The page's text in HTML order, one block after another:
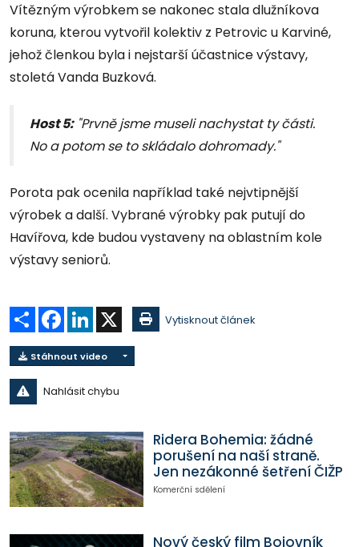
Vítězným výrobkem se nakonec stala dlužníkova
koruna, kterou vytvořil kolektiv z Petrovic u Karviné,
jehož členkou byla i nejstarší účastnice výstavy,
stoletá Vanda Buzková.
Host 5:"Prvně jsme museli nachystat ty části.
No a potom se to skládalo dohromady."
Porota pak ocenila například také nejvtipnější
výrobek a další. Vybrané výrobky pak putují do
Havířova, kde budou vystaveny na oblastním kole
výstavy seniorů.
Sdílet Facebook
LinkedIn Vytisknout článek
Stáhnout video
Nahlásit chybu
Ridera Bohemia: žádné
porušení na naší straně.
Jen nezákonné šetření ČIŽP
Komerční sdělení
Nový český film Bojovník